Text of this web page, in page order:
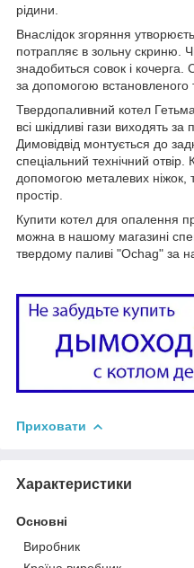
рідини.
Внаслідок згоряння
потрапляє в зольну скриню.
знадобиться совок і
за допомогою встановленого
Твердопаливний котел
всі шкідливі гази виходять
Димовідвід монтується до
спеціальний технічний
допомогою металевих ніжок,
простір.
Купити котел для опалення
можна в нашому магазині
твердому паливі "Ochag" за
Приховати
Характеристики
Основні
Виробник